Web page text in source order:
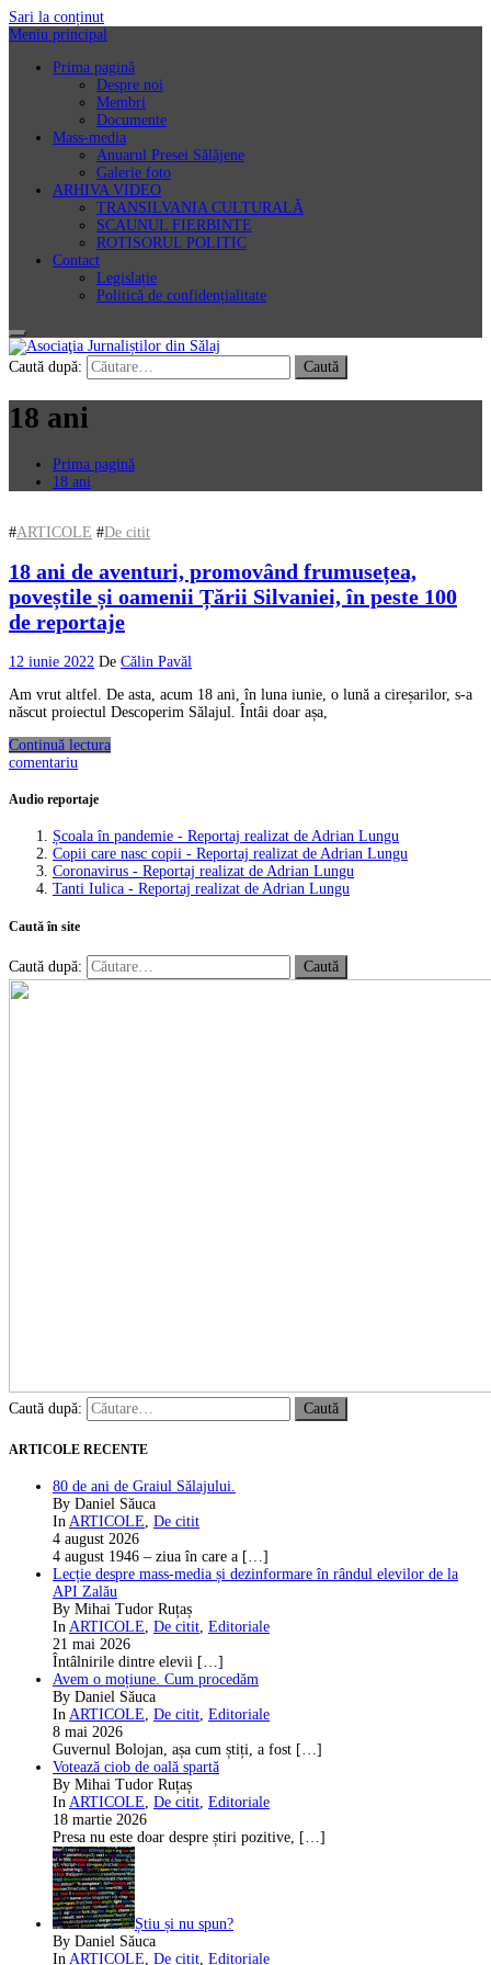
Sari la conținut
Meniu principal
Prima pagină
Despre noi
Membri
Documente
Mass-media
Anuarul Presei Sălăjene
Galerie foto
ARHIVA VIDEO
TRANSILVANIA CULTURALĂ
SCAUNUL FIERBINTE
ROTISORUL POLITIC
Contact
Legislație
Politică de confidențialitate
Asociaţia Jurnaliștilor din Sălaj
Caută după:
18 ani
Prima pagină
18 ani
#ARTICOLE #De citit
18 ani de aventuri, promovând frumusețea,
poveștile și oamenii Țării Silvaniei, în peste 100
de reportaje
12 iunie 2022 De Călin Pavăl
Am vrut altfel. De asta, acum 18 ani, în luna iunie, o lună a cireșarilor, s-a
născut proiectul Descoperim Sălajul. Întâi doar așa,
Continuă lectura
comentariu
Audio reportaje
Școala în pandemie - Reportaj realizat de Adrian Lungu
Copii care nasc copii - Reportaj realizat de Adrian Lungu
Coronavirus - Reportaj realizat de Adrian Lungu
Tanti Iulica - Reportaj realizat de Adrian Lungu
Caută în site
Caută după:
Caută după:
ARTICOLE RECENTE
80 de ani de Graiul Sălajului.
By Daniel Săuca
In ARTICOLE, De citit
4 august 2026
4 august 1946 – ziua în care a […]
Lecție despre mass-media și dezinformare în rândul elevilor de la
API Zalău
By Mihai Tudor Ruțaș
In ARTICOLE, De citit, Editoriale
21 mai 2026
Întâlnirile dintre elevii […]
Avem o moțiune. Cum procedăm
By Daniel Săuca
In ARTICOLE, De citit, Editoriale
8 mai 2026
Guvernul Bolojan, așa cum știți, a fost […]
Votează ciob de oală spartă
By Mihai Tudor Ruțaș
In ARTICOLE, De citit, Editoriale
18 martie 2026
Presa nu este doar despre știri pozitive, […]
Știu și nu spun?
By Daniel Săuca
In ARTICOLE, De citit, Editoriale